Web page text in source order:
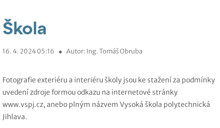
Škola
16. 4. 2024 05:16 ● Autor: Ing. Tomáš Obruba
Fotografie exteriéru a interiéru školy jsou ke stažení za podmínky
uvedení zdroje formou odkazu na internetové stránky
www.vspj.cz, anebo plným názvem Vysoká škola polytechnická
Jihlava.